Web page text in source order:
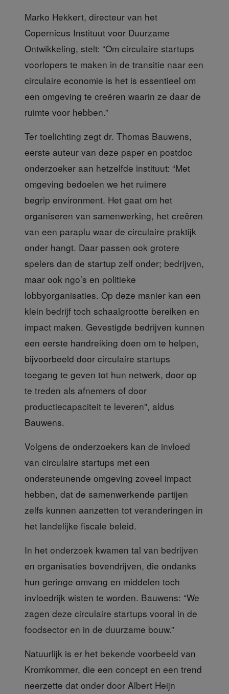
Marko Hekkert, directeur van het
Copernicus Instituut voor Duurzame
Ontwikkeling, stelt: “Om circulaire startups
voorlopers te maken in de transitie naar een
circulaire economie is het is essentieel om
een omgeving te creëren waarin ze daar de
ruimte voor hebben.”
Ter toelichting zegt dr. Thomas Bauwens,
eerste auteur van deze paper en postdoc
onderzoeker aan hetzelfde instituut: “Met
omgeving bedoelen we het ruimere
begrip environment. Het gaat om het
organiseren van samenwerking, het creëren
van een paraplu waar de circulaire praktijk
onder hangt. Daar passen ook grotere
spelers dan de startup zelf onder; bedrijven,
maar ook ngo’s en politieke
lobbyorganisaties. Op deze manier kan een
klein bedrijf toch schaalgrootte bereiken en
impact maken. Gevestigde bedrijven kunnen
een eerste handreiking doen om te helpen,
bijvoorbeeld door circulaire startups
toegang te geven tot hun netwerk, door op
te treden als afnemers of door
productiecapaciteit te leveren", aldus
Bauwens.
Volgens de onderzoekers kan de invloed
van circulaire startups met een
ondersteunende omgeving zoveel impact
hebben, dat de samenwerkende partijen
zelfs kunnen aanzetten tot veranderingen in
het landelijke fiscale beleid.
In het onderzoek kwamen tal van bedrijven
en organisaties bovendrijven, die ondanks
hun geringe omvang en middelen toch
invloedrijk wisten te worden. Bauwens: “We
zagen deze circulaire startups vooral in de
foodsector en in de duurzame bouw.”
Natuurlijk is er het bekende voorbeeld van
Kromkommer, die een concept en een trend
neerzette dat onder door Albert Heijn